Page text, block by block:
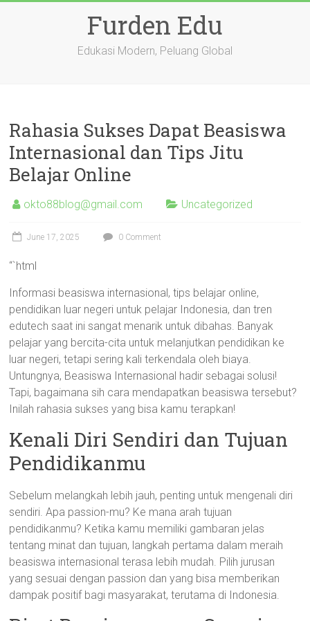
Furden Edu
Edukasi Modern, Peluang Global
Rahasia Sukses Dapat Beasiswa
Internasional dan Tips Jitu
Belajar Online
okto88blog@gmail.com Uncategorized
June 17, 2025 0 Comment
“`html
Informasi beasiswa internasional, tips belajar online,
pendidikan luar negeri untuk pelajar Indonesia, dan tren
edutech saat ini sangat menarik untuk dibahas. Banyak
pelajar yang bercita-cita untuk melanjutkan pendidikan ke
luar negeri, tetapi sering kali terkendala oleh biaya.
Untungnya, Beasiswa Internasional hadir sebagai solusi!
Tapi, bagaimana sih cara mendapatkan beasiswa tersebut?
Inilah rahasia sukses yang bisa kamu terapkan!
Kenali Diri Sendiri dan Tujuan
Pendidikanmu
Sebelum melangkah lebih jauh, penting untuk mengenali diri
sendiri. Apa passion-mu? Ke mana arah tujuan
pendidikanmu? Ketika kamu memiliki gambaran jelas
tentang minat dan tujuan, langkah pertama dalam meraih
beasiswa internasional terasa lebih mudah. Pilih jurusan
yang sesuai dengan passion dan yang bisa memberikan
dampak positif bagi masyarakat, terutama di Indonesia.